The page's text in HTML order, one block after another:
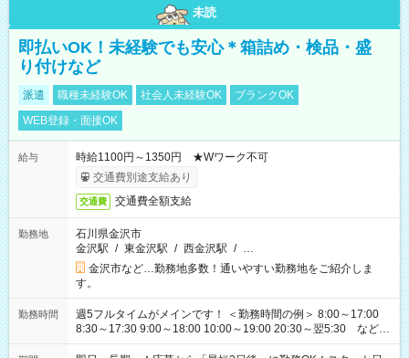
未読
即払いOK！未経験でも安心＊箱詰め・検品・盛
り付けなど
派遣 職種未経験OK 社会人未経験OK
ブランクOK
WEB登録・面接OK
給与
時給1100円～1350円 ★Wワーク不可
交通費別途支給あり
交通費 交通費全額支給
勤務地
石川県金沢市
金沢駅 / 東金沢駅 / 西金沢駅 / …
金沢市など…勤務地多数！通いやすい勤務地をご紹介しま
す。
勤務時間
週5フルタイムがメインです！ ＜勤務時間の例＞ 8:00～17:00
8:30～17:30 9:00～18:00 10:00～19:00 20:30～翌5:30 など ★
その他にも勤務時間多数！ 日勤のみ、残業なし、交替制など